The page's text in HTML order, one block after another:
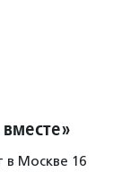
в Москве 16